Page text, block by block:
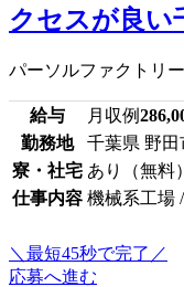
クセスが良い
パーソルファクトリ
給与 月収例
勤務地
千葉県 野田
寮・社宅 あり（無料）
仕事内容 機械系工場
＼最短45秒で完了／
応募へ進む